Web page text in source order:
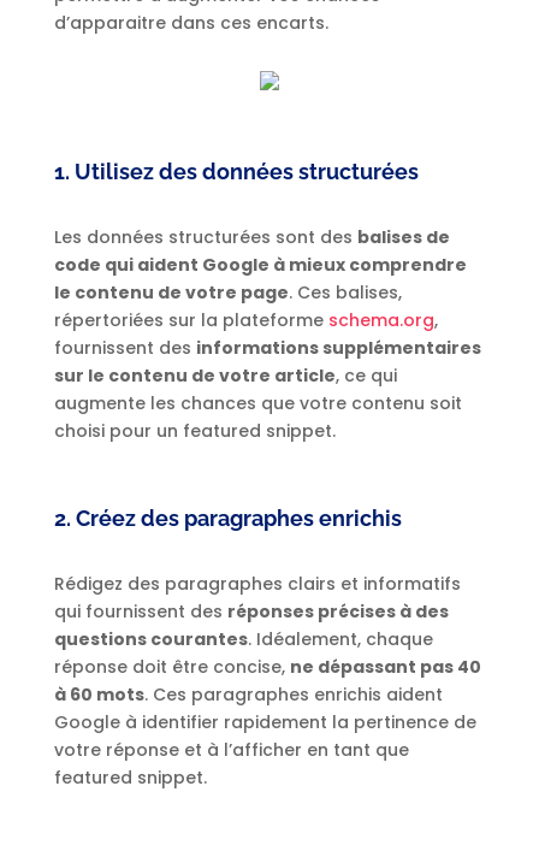
d’apparaitre dans ces encarts.
1. Utilisez des données structurées
Les données structurées sont des balises de
code qui aident Google à mieux comprendre
le contenu de votre page. Ces balises,
répertoriées sur la plateforme schema.org,
fournissent des informations supplémentaires
sur le contenu de votre article, ce qui
augmente les chances que votre contenu soit
choisi pour un featured snippet.
2. Créez des paragraphes enrichis
Rédigez des paragraphes clairs et informatifs
qui fournissent des réponses précises à des
questions courantes. Idéalement, chaque
réponse doit être concise, ne dépassant pas 40
à 60 mots. Ces paragraphes enrichis aident
Google à identifier rapidement la pertinence de
votre réponse et à l’afficher en tant que
featured snippet.